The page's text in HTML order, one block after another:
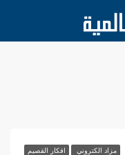
مزاد الكتروني افكار القصيم